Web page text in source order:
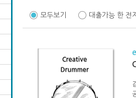
모두보기 대출가능 한 전